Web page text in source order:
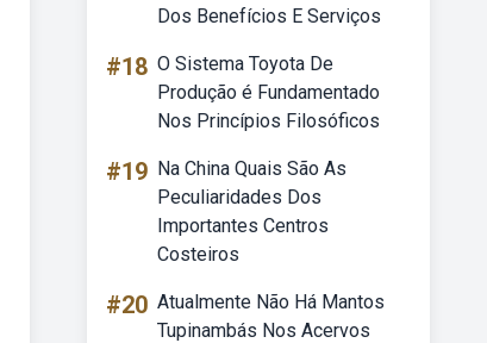
Dos Benefícios E Serviços
#18 O Sistema Toyota De
Produção é Fundamentado
Nos Princípios Filosóficos
#19 Na China Quais São As
Peculiaridades Dos
Importantes Centros
Costeiros
#20 Atualmente Não Há Mantos
Tupinambás Nos Acervos